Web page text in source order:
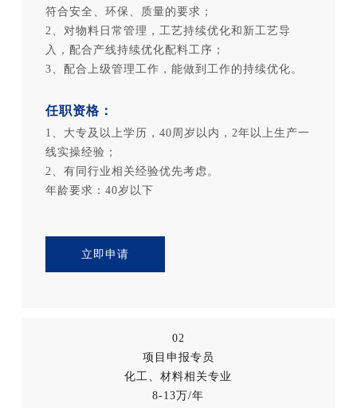
符合安全、环保、质量的要求；
2、对物料日常管理，工艺持续优化和新工艺导
入，配合产线持续优化配料工序；
3、配合上级管理工作，能做到工作的持续优化。
任职资格：
1、大专及以上学历，40周岁以内，2年以上生产一
线实操经验；
2、有同行业相关经验优先考虑。
年龄要求：40岁以下
立即申请
02
项目申报专员
化工、材料相关专业
8-13万/年